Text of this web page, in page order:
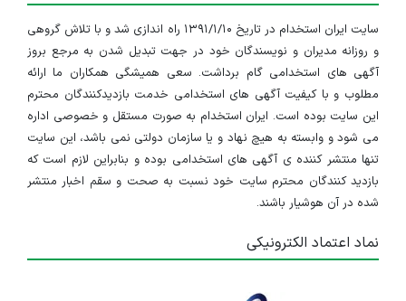
سایت ایران استخدام در تاریخ ۱۳۹۱/۱/۱۰ راه اندازی شد و با تلاش گروهی
و روزانه مدیران و نویسندگان خود در جهت تبدیل شدن به مرجع بروز
آگهی های استخدامی گام برداشت. سعی همیشگی همکاران ما ارائه
مطلوب و با کیفیت آگهی های استخدامی خدمت بازدیدکنندگان محترم
این سایت بوده است. ایران استخدام به صورت مستقل و خصوصی اداره
می شود و وابسته به هیچ نهاد و یا سازمان دولتی نمی باشد، این سایت
تنها منتشر کننده ی آگهی های استخدامی بوده و بنابراین لازم است که
بازدید کنندگان محترم سایت خود نسبت به صحت و سقم اخبار منتشر
شده در آن هوشیار باشند.
نماد اعتماد الکترونیکی